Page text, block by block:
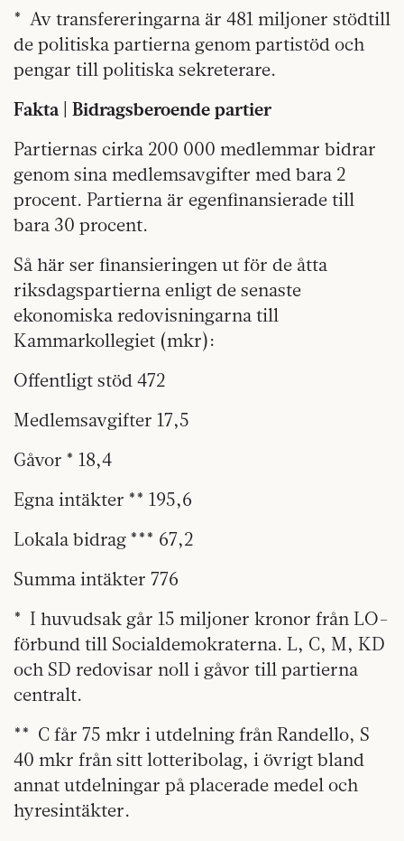
* Av transfereringarna är 481 miljoner stödtill
de politiska partierna genom partistöd och
pengar till politiska sekreterare.
Fakta | Bidragsberoende partier
Partiernas cirka 200 000 medlemmar bidrar
genom sina medlemsavgifter med bara 2
procent. Partierna är egenfinansierade till
bara 30 procent.
Så här ser finansieringen ut för de åtta
riksdagspartierna enligt de senaste
ekonomiska redovisningarna till
Kammarkollegiet (mkr):
Offentligt stöd 472
Medlemsavgifter 17,5
Gåvor * 18,4
Egna intäkter ** 195,6
Lokala bidrag *** 67,2
Summa intäkter 776
* I huvudsak går 15 miljoner kronor från LO-
förbund till Socialdemokraterna. L, C, M, KD
och SD redovisar noll i gåvor till partierna
centralt.
** C får 75 mkr i utdelning från Randello, S
40 mkr från sitt lotteribolag, i övrigt bland
annat utdelningar på placerade medel och
hyresintäkter.